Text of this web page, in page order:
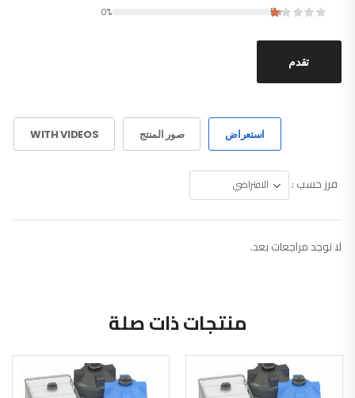
Rated
0%
تقدم
استعراض صور المنتج WITH VIDEOS
فرز حسب :
لا توجد مراجعات بعد.
منتجات ذات صلة